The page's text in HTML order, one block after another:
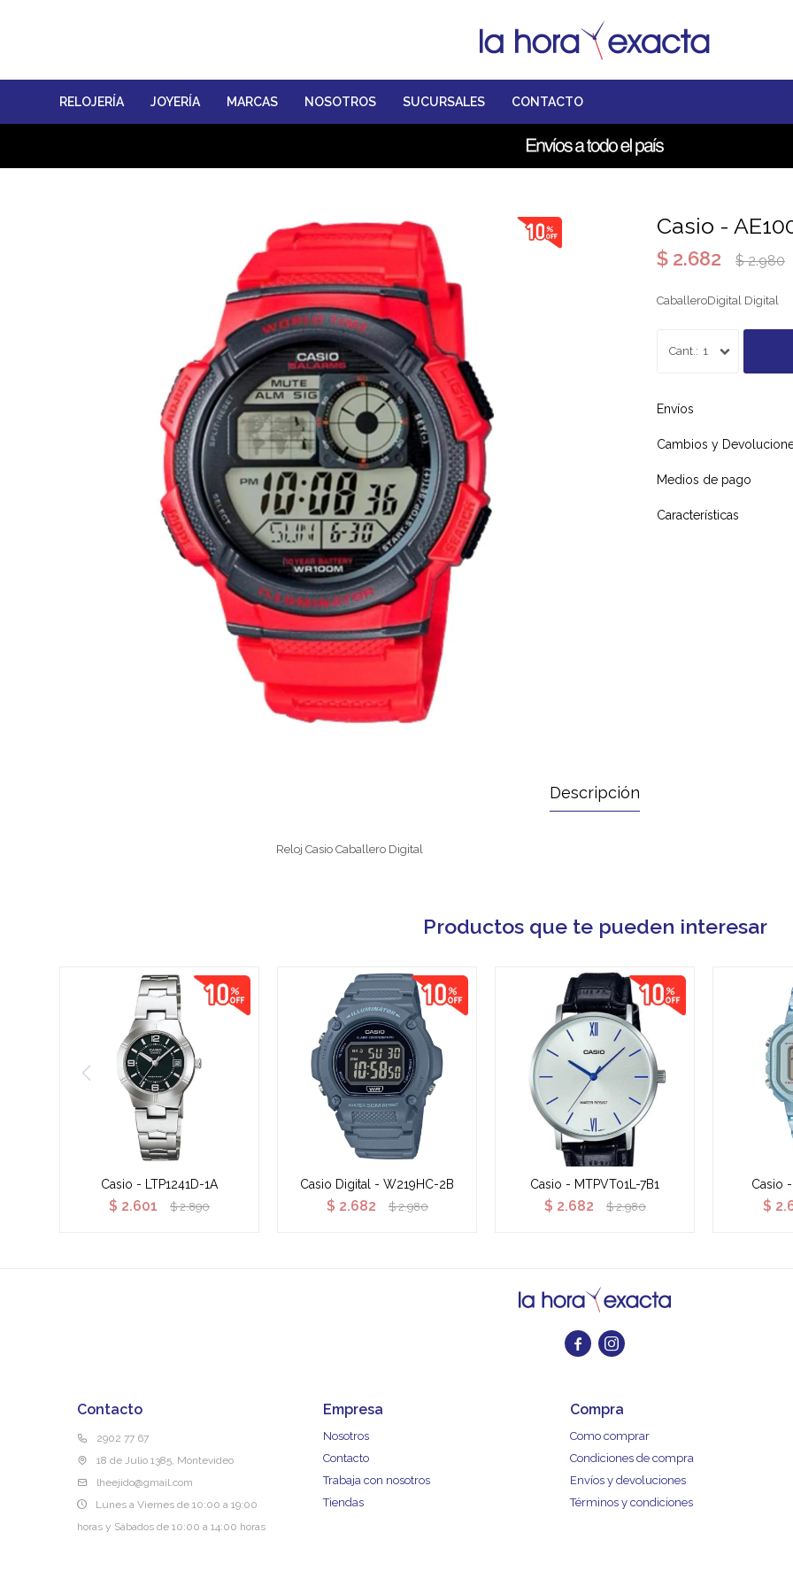
RELOJERÍA JOYERÍA MARCAS NOSOTROS SUCURSALES CONTACTO
Casio -
$ 2.682 $ 2.980
CaballeroDigital Digital
1
Envíos
Cambios y
Medios de pago
Características
Descripción
Reloj Casio Caballero Digital
Productos que te pueden interesar
Casio - LTP1241D-1A
$ 2.601 $ 2.890
Casio Digital - W219HC-2B
$ 2.682 $ 2.980
Casio - MTPVT01L-7B1
$ 2.682 $ 2.980
Casio
$
 
Contacto
2902 77 67
18 de Julio 1385, Montevideo
lheejido@gmail.com
Lunes a Viernes de 10:00 a 19:00
horas y Sábados de 10:00 a 14:00 horas
Empresa
Nosotros
Contacto
Trabaja con nosotros
Tiendas
Compra
Como comprar
Condiciones de compra
Envíos y devoluciones
Términos y condiciones